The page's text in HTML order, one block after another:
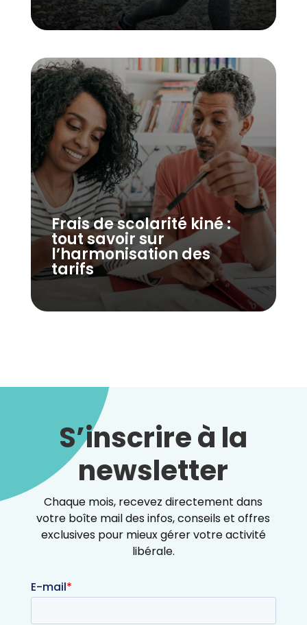
Frais de scolarité kiné :
tout savoir sur
l’harmonisation des
tarifs
S’inscrire à la
newsletter
Chaque mois, recevez directement dans
votre boîte mail des infos, conseils et offres
exclusives pour mieux gérer votre activité
libérale.